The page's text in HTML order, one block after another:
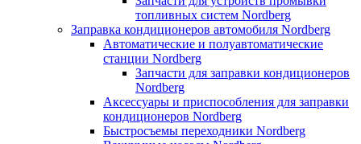
топливных систем Nordberg
Заправка кондиционеров автомобиля Nordberg
Автоматические и полуавтоматические
станции Nordberg
Запчасти для заправки кондиционеров
Nordberg
Аксессуары и приспособления для заправки
кондиционеров Nordberg
Быстросъемы переходники Nordberg